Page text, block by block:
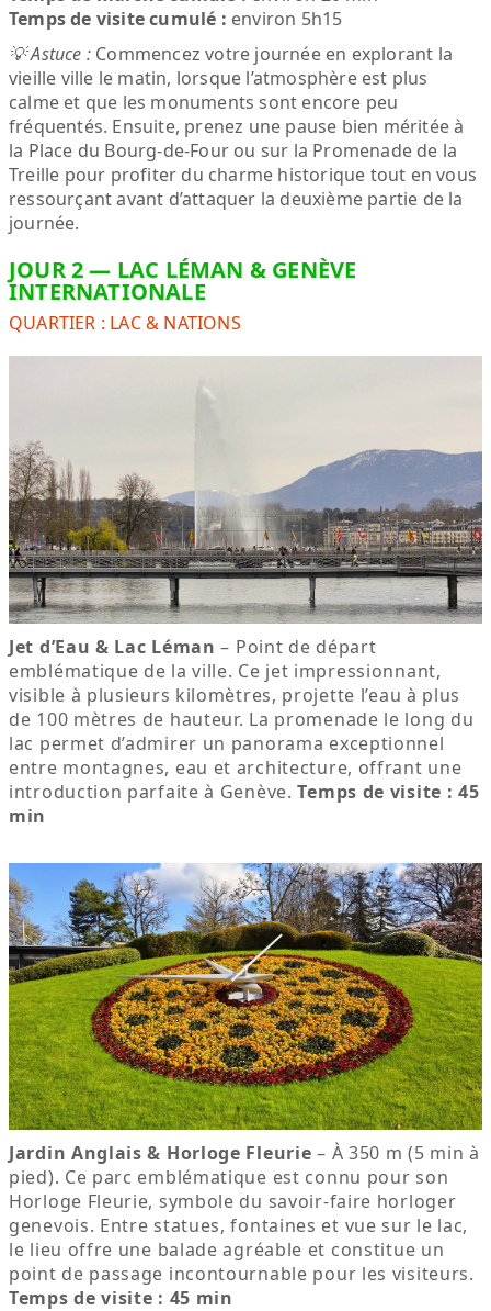
Temps de visite cumulé : environ 5h15
💡 Astuce : Commencez votre journée en explorant la
vieille ville le matin, lorsque l’atmosphère est plus
calme et que les monuments sont encore peu
fréquentés. Ensuite, prenez une pause bien méritée à
la Place du Bourg-de-Four ou sur la Promenade de la
Treille pour profiter du charme historique tout en vous
ressourçant avant d’attaquer la deuxième partie de la
journée.
JOUR 2 — LAC LÉMAN & GENÈVE
INTERNATIONALE
QUARTIER : LAC & NATIONS
Jet d’Eau & Lac Léman – Point de départ
emblématique de la ville. Ce jet impressionnant,
visible à plusieurs kilomètres, projette l’eau à plus
de 100 mètres de hauteur. La promenade le long du
lac permet d’admirer un panorama exceptionnel
entre montagnes, eau et architecture, offrant une
introduction parfaite à Genève.Temps de visite : 45
min
Jardin Anglais & Horloge Fleurie – À 350 m (5 min à
pied). Ce parc emblématique est connu pour son
Horloge Fleurie, symbole du savoir-faire horloger
genevois. Entre statues, fontaines et vue sur le lac,
le lieu offre une balade agréable et constitue un
point de passage incontournable pour les visiteurs.
Temps de visite : 45 min